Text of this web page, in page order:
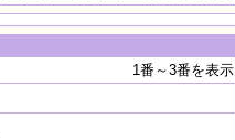
1番～3番を表示